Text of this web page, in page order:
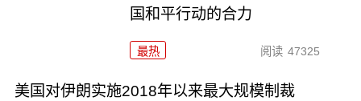
国和平行动的合力
最热 阅读 47325
美国对伊朗实施2018年以来最大规模制裁